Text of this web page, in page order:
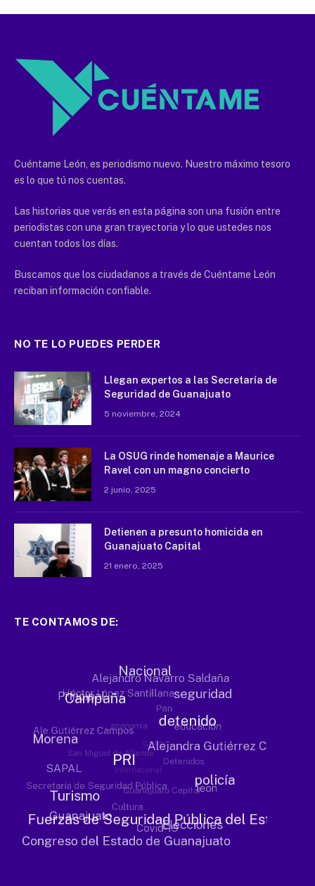
Cuéntame León, es periodismo nuevo. Nuestro máximo tesoro
es lo que tú nos cuentas.
Las historias que verás en esta página son una fusión entre
periodistas con una gran trayectoria y lo que ustedes nos
cuentan todos los días.
Buscamos que los ciudadanos a través de Cuéntame León
reciban información confiable.
NO TE LO PUEDES PERDER
Llegan expertos a las Secretaría de
Seguridad de Guanajuato
5 noviembre, 2024
La OSUG rinde homenaje a Maurice
Ravel con un magno concierto
2 junio, 2025
Detienen a presunto homicida en
Guanajuato Capital
21 enero, 2025
TE CONTAMOS DE: